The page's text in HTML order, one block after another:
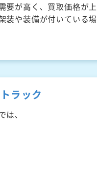
要が高く、買取価格が
装や装備が付いている
ラック
、